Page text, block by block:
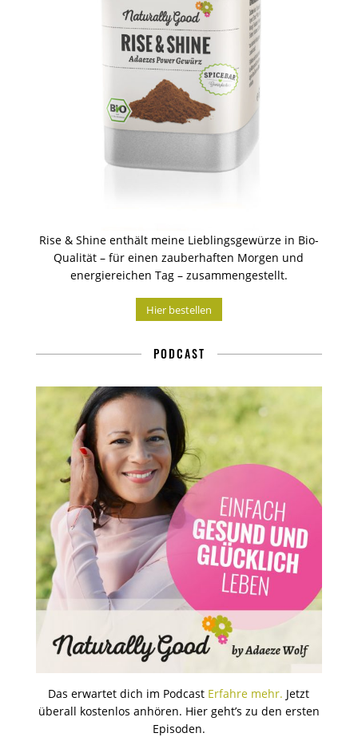
Rise & Shine enthält meine Lieblingsgewürze in Bio-
Qualität – für einen zauberhaften Morgen und
energiereichen Tag – zusammengestellt.
Hier bestellen
PODCAST
Das erwartet dich im Podcast Erfahre mehr. Jetzt
überall kostenlos anhören. Hier geht’s zu den ersten
Episoden.